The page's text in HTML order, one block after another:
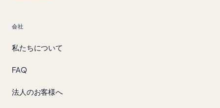
会社
私たちについて
FAQ
法人のお客様へ